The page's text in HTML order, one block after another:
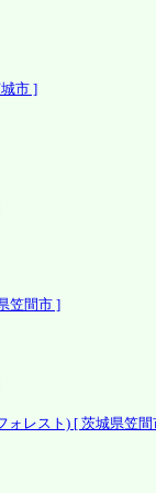
市 ]
笠間市 ]
ォレスト) [ 茨城県笠間